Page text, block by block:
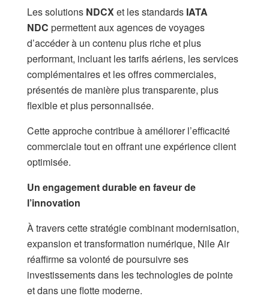
Les solutions NDCXet les standards IATA
NDC permettent aux agences de voyages
d’accéder à un contenu plus riche et plus
performant, incluant les tarifs aériens, les services
complémentaires et les offres commerciales,
présentés de manière plus transparente, plus
flexible et plus personnalisée.
Cette approche contribue à améliorer l’efficacité
commerciale tout en offrant une expérience client
optimisée.
Un engagement durable en faveur de
l’innovation
À travers cette stratégie combinant modernisation,
expansion et transformation numérique, Nile Air
réaffirme sa volonté de poursuivre ses
investissements dans les technologies de pointe
et dans une flotte moderne.